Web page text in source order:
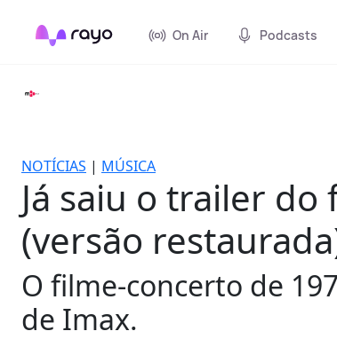
On Air Podcasts
NOTÍCIAS | MÚSICA
Já saiu o trailer
(versão
O filme-concerto de
de Imax.